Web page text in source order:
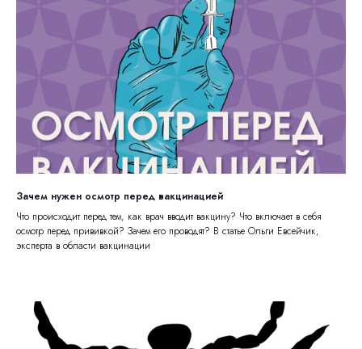
Зачем нужен осмотр перед вакцинацией
Что происходит перед тем, как врач вводит вакцину? Что включает в себя
осмотр перед прививкой? Зачем его проводят? В статье Ольги Евсейчик,
эксперта в области вакцинации